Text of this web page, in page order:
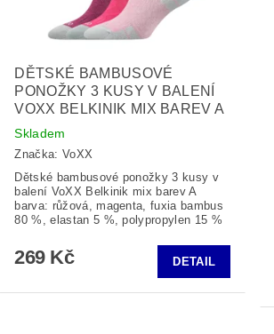
DĚTSKÉ BAMBUSOVÉ
PONOŽKY 3 KUSY V BALENÍ
VOXX BELKINIK MIX BAREV A
Skladem
Značka: VoXX
Dětské bambusové ponožky 3 kusy v
balení VoXX Belkinik mix barev A
barva: růžová, magenta, fuxia bambus
80 %, elastan 5 %, polypropylen 15 %
269 Kč DETAIL